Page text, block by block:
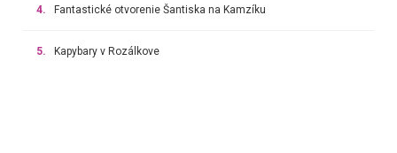
4. Fantastické otvorenie Šantiska na Kamzíku
5. Kapybary v Rozálkove